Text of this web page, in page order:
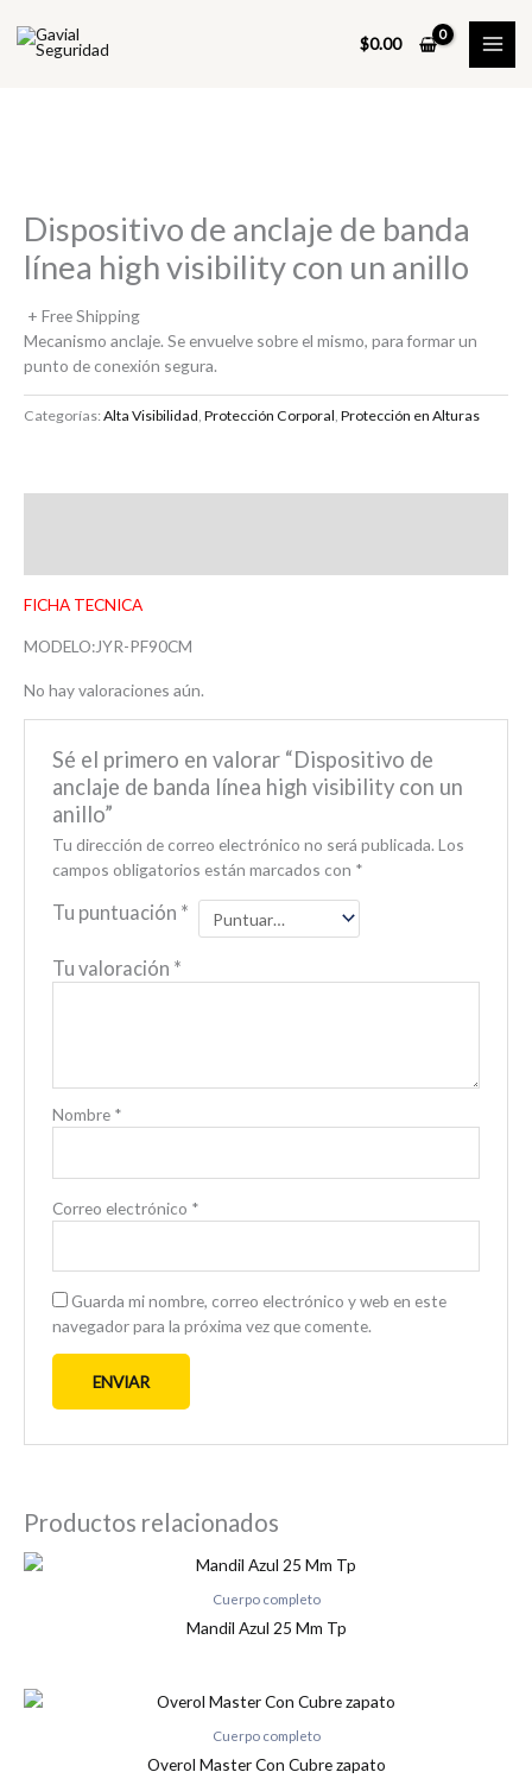
contenido
$0.00
Dispositivo de anclaje de banda
línea high visibility con un anillo
+ Free Shipping
Mecanismo anclaje. Se envuelve sobre el mismo, para formar un
punto de conexión segura.
Categorías:Alta Visibilidad Protección Corporal Protección en Alturas
FICHA TECNICA
MODELO:JYR-PF90CM
No hay valoraciones aún.
Sé el primero en valorar “Dispositivo de
anclaje de banda línea high visibility con un
anillo”
Tu dirección de correo electrónico no será publicada. Los
campos obligatorios están marcados con *
Tu puntuación *
Tu valoración *
Nombre *
Correo electrónico *
Guarda mi nombre, correo electrónico y web en este
navegador para la próxima vez que comente.
Productos relacionados
Cuerpo completo
Mandil Azul 25 Mm Tp
Cuerpo completo
Overol Master Con Cubre zapato